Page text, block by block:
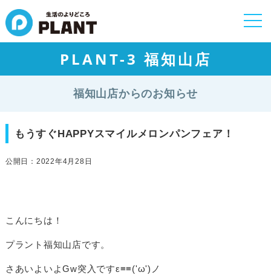
PLANT-3 福知山店
福知山店からのお知らせ
もうすぐHAPPYスマイルメロンパンフェア！
公開日：2022年4月28日
こんにちは！
プラント福知山店です。
さあいよいよGw突入ですε≡≡('ω')ノ